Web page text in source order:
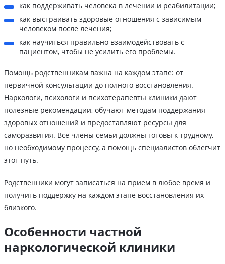
как поддерживать человека в лечении и реабилитации;
как выстраивать здоровые отношения с зависимым
человеком после лечения;
как научиться правильно взаимодействовать с
пациентом, чтобы не усилить его проблемы.
Помощь родственникам важна на каждом этапе: от
первичной консультации до полного восстановления.
Наркологи, психологи и психотерапевты клиники дают
полезные рекомендации, обучают методам поддержания
здоровых отношений и предоставляют ресурсы для
саморазвития. Все члены семьи должны готовы к трудному,
но необходимому процессу, а помощь специалистов облегчит
этот путь.
Родственники могут записаться на прием в любое время и
получить поддержку на каждом этапе восстановления их
близкого.
Особенности частной
наркологической клиники